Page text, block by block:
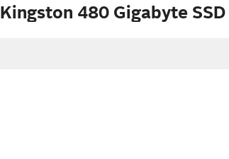
Kingston 480 Gigabyte SSD